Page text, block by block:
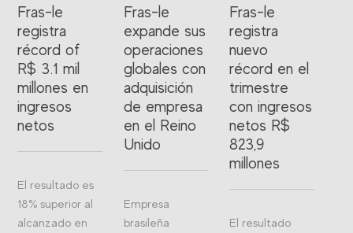
Fras-le
registra
récord of
R$ 3.1 mil
millones en
ingresos
netos
El resultado es
18% superior al
alcanzado en
Fras-le
expande sus
operaciones
globales con
adquisición
de empresa
en el Reino
Unido
Empresa
brasileña
Fras-le
registra
nuevo
récord en el
trimestre
con ingresos
netos R$
823,9
millones
El resultado